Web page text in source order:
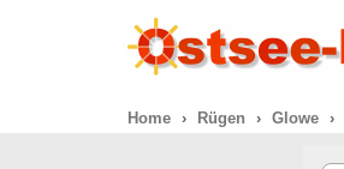
Home Rügen Glowe